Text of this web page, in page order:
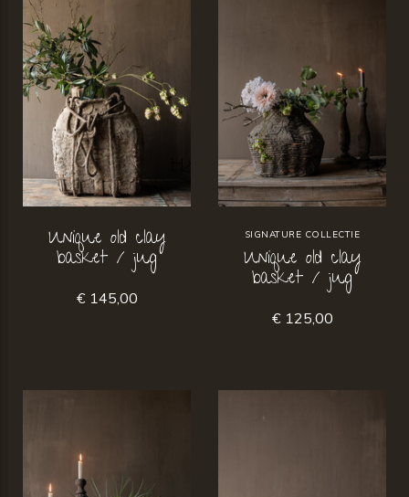
Unique old clay
basket / jug
€ 145,00
SIGNATURE COLLECTIE
Unique old clay
basket / jug
€ 125,00